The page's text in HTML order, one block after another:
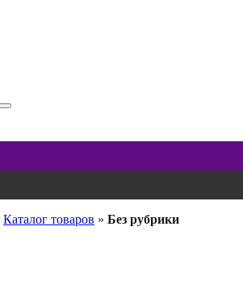
Каталог товаров » Без рубрики